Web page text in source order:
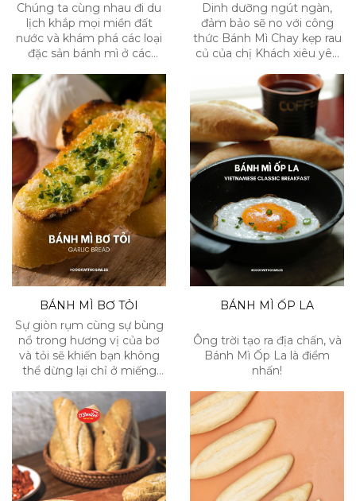
Chúng ta cùng nhau đi du
lịch khắp mọi miền đất
nước và khám phá các loại
đặc sản bánh mì ở các
hấp dẫn nhé!
Dinh dưỡng ngút ngàn,
đảm bảo sẽ no với công
thức Bánh Mì Chay kẹp rau
củ của chị Khách xiêu yêu
BÁNH MÌ BƠ TỎI
Sự giòn rụm cùng sự bùng
nổ trong hương vị của bơ
và tỏi sẽ khiến bạn không
thể dừng lại chỉ ở miếng
BÁNH MÌ ỐP LA
Ông trời tạo ra địa chấn, và
Bánh Mì Ốp La là điểm
nhấn!